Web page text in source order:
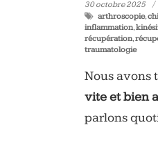
30 octobre 2025
arthroscopie,
inflammation,
récupération,
traumatologie
Nous avons
vite et bien
parlons